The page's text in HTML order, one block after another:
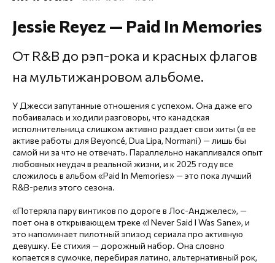
Jessie Reyez — Paid In Memories
От R&B до рэп-рока и красных флагов
на мультижанровом альбоме.
У Джесси запутанные отношения с успехом. Она даже его
побаивалась и ходили разговоры, что канадская
исполнительница слишком активно раздает свои хиты (в ее
активе работы для Beyoncé, Dua Lipa, Normani) — лишь бы
самой ни за что не отвечать. Параллельно накапливался опыт
любовных неудач в реальной жизни, и к 2025 году все
сложилось в альбом «Paid In Memories» — это пока лучший
R&B-релиз этого сезона.
«Потеряла пару винтиков по дороге в Лос-Анджелес», —
поет она в открывающем треке «I Never Said I Was Sane», и
это напоминает пилотный эпизод сериала про активную
девушку. Ее стихия — дорожный набор. Она словно
копается в сумочке, перебирая латино, альтернативный рок,